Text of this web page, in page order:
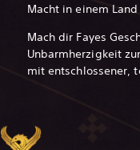
Macht in einem
Mach dir Fayes
Unbarmherzigkeit
mit entschlossener,